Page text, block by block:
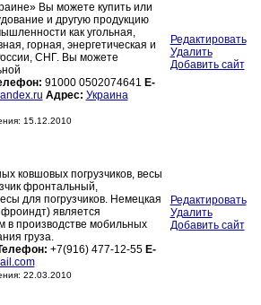
Вы можете купить или
и другую продукцию
как угольная,
горная, энергетическая и
СНГ. Вы можете
91000 0502074641 E-
Адрес: Украина
15.12.2010
Редактировать
Удалить
Добавить сайт
ковшовых погрузчиков, весы
фронтальный,
для погрузчиков. Немецкая
является
в производстве мобильных
груза.
+7(916) 477-12-55 E-
22.03.2010
Редактировать
Удалить
Добавить сайт